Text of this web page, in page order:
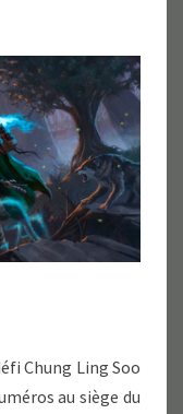
Chung Ling Soo
au siège du